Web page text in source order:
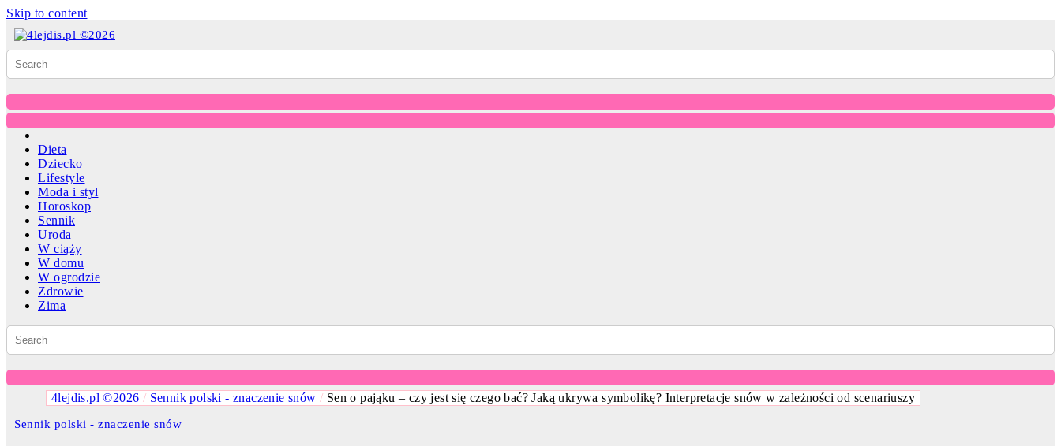
Skip to content
Dieta
Dziecko
Lifestyle
Moda i styl
Horoskop
Sennik
Uroda
W ciąży
W domu
W ogrodzie
Zdrowie
Zima
4lejdis.pl ©2026 / Sennik polski - znaczenie snów / Sen o pająku – czy jest się czego bać? Jaką ukrywa symbolikę? Interpretacje snów w zależności od scenariuszy
Sennik polski - znaczenie snów